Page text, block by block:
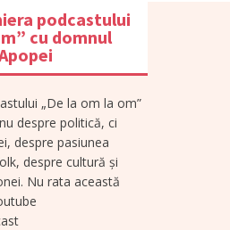
podcastului
cu domnul
„De la om la om”
despre politică, ci
despre pasiunea
despre cultură și
Nu rata această